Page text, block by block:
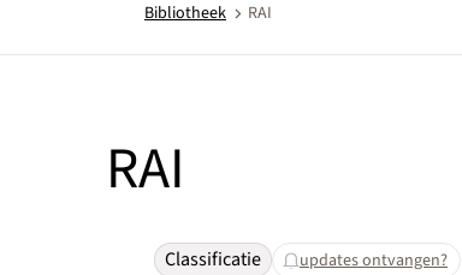
Bibliotheek RAI
RAI
Classificatie updates ontvangen?